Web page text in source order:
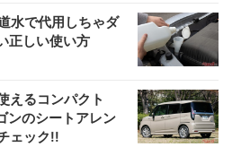
水で代用しちゃダ
正しい使い方
えるコンパクト
のシートアレン
ェック!!